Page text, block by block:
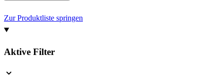
Zur Produktliste springen
Aktive Filter